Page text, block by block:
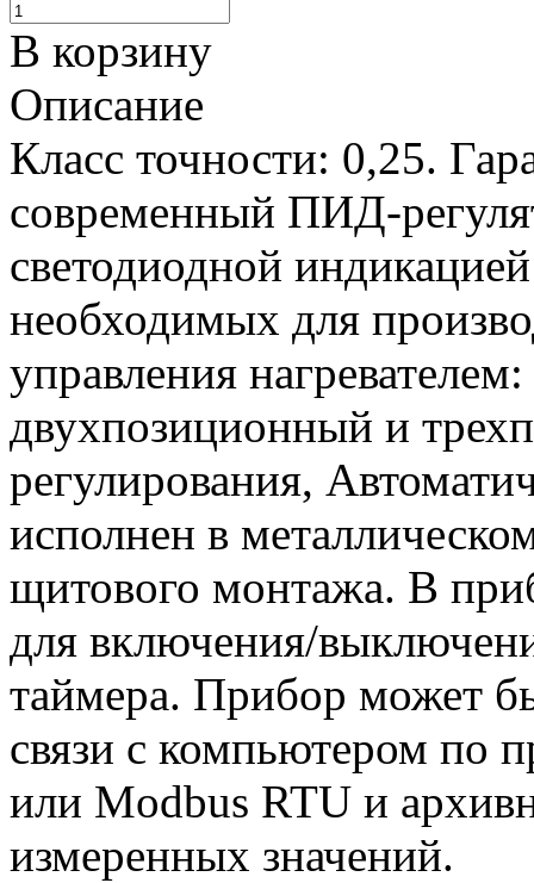
В корзину
Описание
Класс точности: 0,25.
современный ПИД-
светодиодной
необходимых для
управления
двухпозиционный и
регулирования,
исполнен в
щитового монтажа. В
для включения/
таймера. Прибор может
связи с компьютером по
или Modbus RTU и
измеренных значений.